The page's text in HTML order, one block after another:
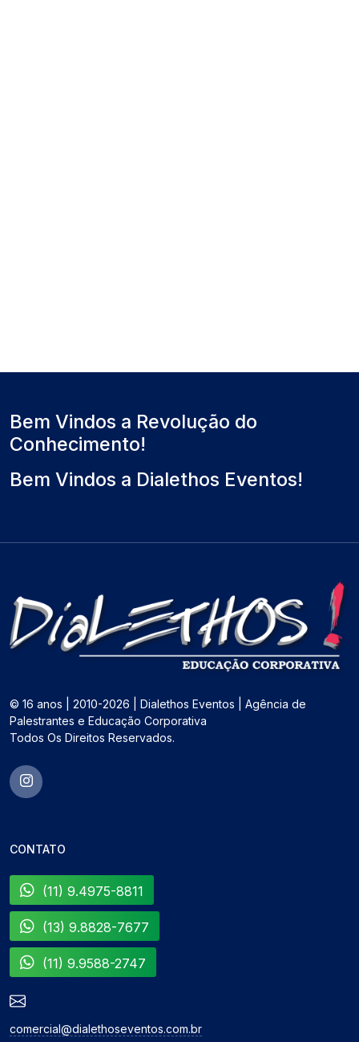
Bem Vindos a Revolução do
Conhecimento!
Bem Vindos a Dialethos Eventos!
© 16 anos | 2010-2026 | Dialethos Eventos | Agência de
Palestrantes e Educação Corporativa
Todos Os Direitos Reservados.
CONTATO
(11) 9.4975-8811
(13) 9.8828-7677
(11) 9.9588-2747
comercial@dialethoseventos.com.br